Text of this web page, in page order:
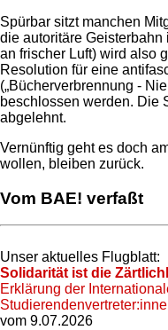
Spürbar sitzt manchen
die autoritäre
an frischer Luft) wird also
Resolution für eine
(„Bücherverbrennung -
beschlossen werden. Die
abgelehnt.
Vernünftig geht es doch
wollen, bleiben zurück.
Vom BAE! verfaßt
Unser aktuelles Flugblatt:
Solidarität ist die
Erklärung der
vom 9.07.2026